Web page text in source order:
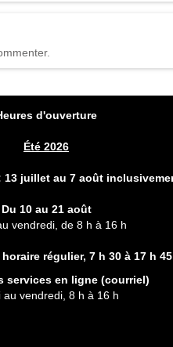
et inattendues…
d'ouverture
Été 2026
13 juillet au 7 août
Du 10 au 21 août
vendredi, de 8 h à 16 h
régulier, 7 h 30 à 17 h 45
services en ligne (courriel)
au vendredi, 8 h à 16 h